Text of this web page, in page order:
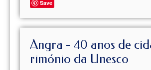
Save
Angra - 40 anos de
rimónio da Unesco